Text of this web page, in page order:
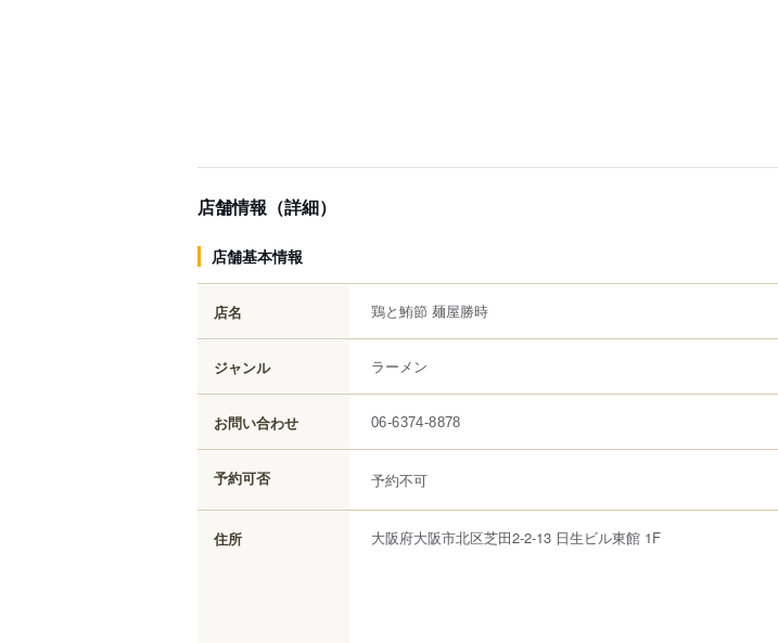
店舗情報（詳細）
店舗基本情報
店名 鶏と鮪節 麺屋勝時
ジャンル ラーメン
お問い合わせ 06-6374-8878
予約可否 予約不可
住所 大阪府大阪市北区芝田2-2-13 日生ビル東館 1F